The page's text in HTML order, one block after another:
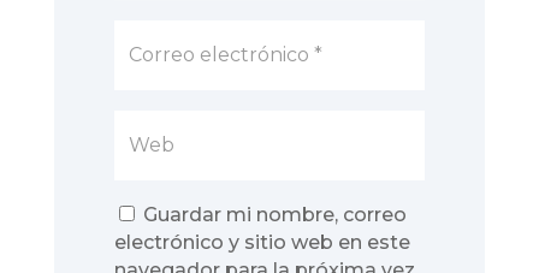
Guardar mi nombre, correo
electrónico y sitio web en este